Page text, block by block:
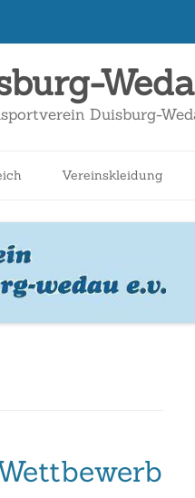
Duisburg-
Inhalt
springenVereinskleidung